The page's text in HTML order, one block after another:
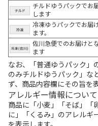
チルドゆうパックでお
します
冷凍ゆうパックでお届
ます。
佐川急便でのお届けと
ます
なお、「普通ゆうパック」
のみチルドゆうパック」な
ず、商品内容欄にその旨を
アレルギー情報について
商品に「小麦」「そば」「
に」「くるみ」のアレルギ
を表示します。